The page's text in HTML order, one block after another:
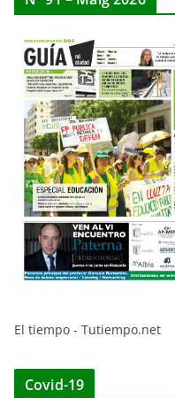
El tiempo - Tutiempo.net
Covid-19